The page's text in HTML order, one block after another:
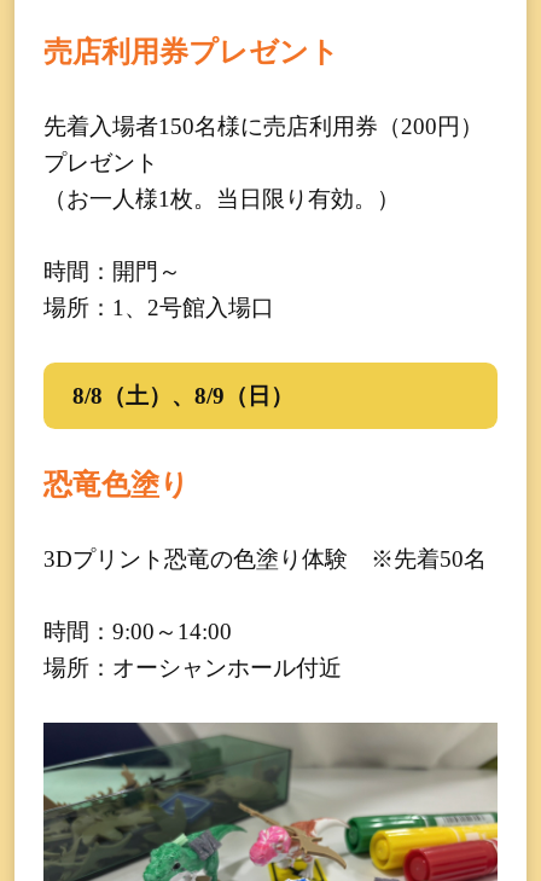
売店利用券プレゼント
先着入場者150名様に売店利用券（200円）
プレゼント
（お一人様1枚。当日限り有効。）
時間：開門～
場所：1、2号館入場口
8/8（土）、8/9（日）
恐竜色塗り
3Dプリント恐竜の色塗り体験 ※先着50名
時間：9:00～14:00
場所：オーシャンホール付近